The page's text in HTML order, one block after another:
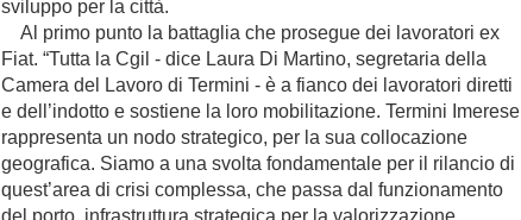
sviluppo per la città.
Al primo punto la battaglia che prosegue dei lavoratori ex
Fiat. “Tutta la Cgil - dice Laura Di Martino, segretaria della
Camera del Lavoro di Termini - è a fianco dei lavoratori diretti
e dell’indotto e sostiene la loro mobilitazione. Termini Imerese
rappresenta un nodo strategico, per la sua collocazione
geografica. Siamo a una svolta fondamentale per il rilancio di
quest’area di crisi complessa, che passa dal funzionamento